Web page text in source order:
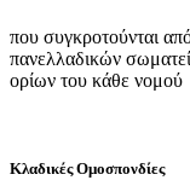
που συγκροτούνται
πανελλαδικών
ορίων του κάθε νομού
Κλαδικές Ομοσπονδίες